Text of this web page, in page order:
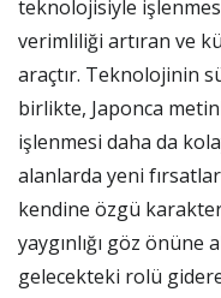
teknolojisiyle
verimliliği artıran ve
araçtır. Teknolojinin
birlikte, Japonca
işlenmesi daha da
alanlarda yeni
kendine özgü
yaygınlığı göz önüne
gelecekteki rolü